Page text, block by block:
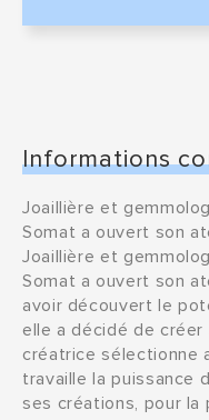
Informations
Joaillière et
Somat a ouvert son
Joaillière et
Somat a ouvert son
avoir découvert le
elle a décidé de créer
créatrice sélectionne
travaille la puissance
ses créations, pour la